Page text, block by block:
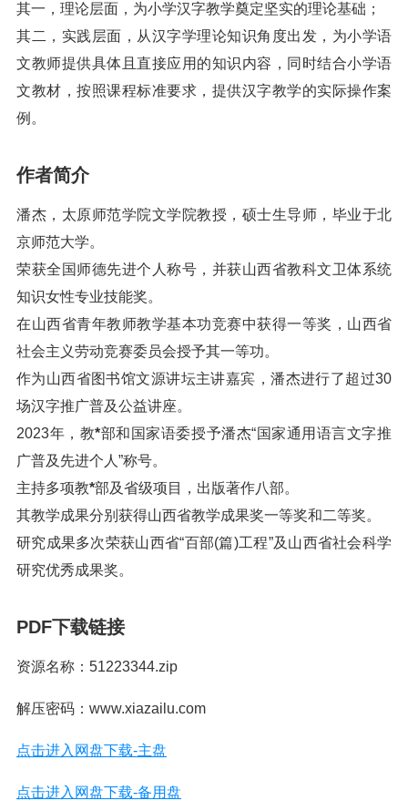
其一，理论层面，为小学汉字教学奠定坚实的理论基础；
其二，实践层面，从汉字学理论知识角度出发，为小学语
文教师提供具体且直接应用的知识内容，同时结合小学语
文教材，按照课程标准要求，提供汉字教学的实际操作案
例。
作者简介
潘杰，太原师范学院文学院教授，硕士生导师，毕业于北
京师范大学。
荣获全国师德先进个人称号，并获山西省教科文卫体系统
知识女性专业技能奖。
在山西省青年教师教学基本功竞赛中获得一等奖，山西省
社会主义劳动竞赛委员会授予其一等功。
作为山西省图书馆文源讲坛主讲嘉宾，潘杰进行了超过30
场汉字推广普及公益讲座。
2023年，教*部和国家语委授予潘杰“国家通用语言文字推
广普及先进个人”称号。
主持多项教*部及省级项目，出版著作八部。
其教学成果分别获得山西省教学成果奖一等奖和二等奖。
研究成果多次荣获山西省“百部(篇)工程”及山西省社会科学
研究优秀成果奖。
PDF下载链接
资源名称：51223344.zip
解压密码：www.xiazailu.com
点击进入网盘下载-主盘
点击进入网盘下载-备用盘